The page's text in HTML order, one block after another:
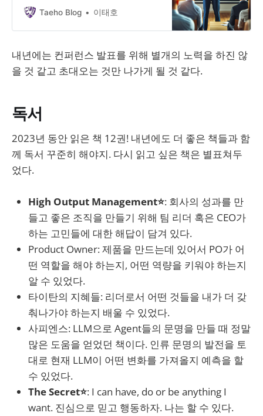
“2023년 목표: 컨퍼런스에서 발표하
20232021년이 내 인생에서 제일 많
줄 알았다. 막연하게 2022년은 2021
년 정도 힘들겠거니 싶었다. 실제로는
Taeho Blog 이태호
내년에는 컨퍼런스 발표를 위해 별개의 노력을 하진 않
을 것 같고 초대오는 것만 나가게 될 것 같다.
독서
2023년 동안 읽은 책 12권! 내년에도 더 좋은 책들과 함
께 독서 꾸준히 해야지. 다시 읽고 싶은 책은 별표쳐두
었다.
High Output Management⭐: 회사의 성과를 만
들고 좋은 조직을 만들기 위해 팀 리더 혹은 CEO가
하는 고민들에 대한 해답이 담겨 있다.
Product Owner: 제품을 만드는데 있어서 PO가 어
떤 역할을 해야 하는지, 어떤 역량을 키워야 하는지
알 수 있었다.
타이탄의 지혜들: 리더로서 어떤 것들을 내가 더 갖
춰나가야 하는지 배울 수 있었다.
사피엔스: LLM으로 Agent들의 문명을 만들 때 정말
많은 도움을 얻었던 책이다. 인류 문명의 발전을 토
대로 현재 LLM이 어떤 변화를 가져올지 예측을 할
수 있었다.
The Secret⭐: I can have, do or be anything I
want. 진심으로 믿고 행동하자. 나는 할 수 있다.